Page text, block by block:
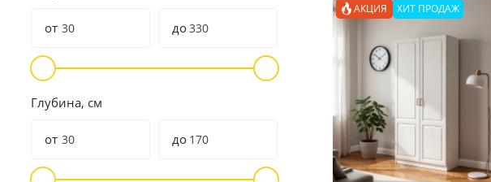
от до
Глубина, см
от до
АКЦИЯ ХИТ ПРОДАЖ